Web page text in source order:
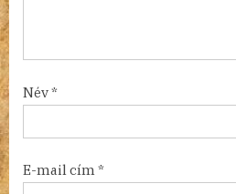
Név*
E-mail cím*